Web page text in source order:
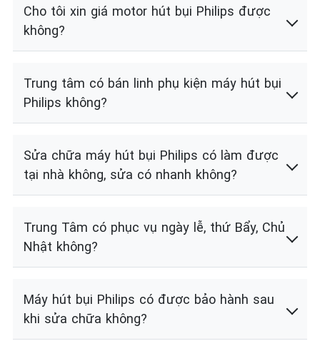
Cho tôi xin giá motor hút bụi Philips được
không?
Trung tâm có bán linh phụ kiện máy hút bụi
Philips không?
Sửa chữa máy hút bụi Philips có làm được
tại nhà không, sửa có nhanh không?
Trung Tâm có phục vụ ngày lễ, thứ Bẩy, Chủ
Nhật không?
Máy hút bụi Philips có được bảo hành sau
khi sửa chữa không?